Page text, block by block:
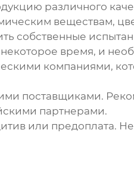
различного
веществам,
собственные
время, и
компаниями,
поставщиками.
партнерами.
или предоплата.